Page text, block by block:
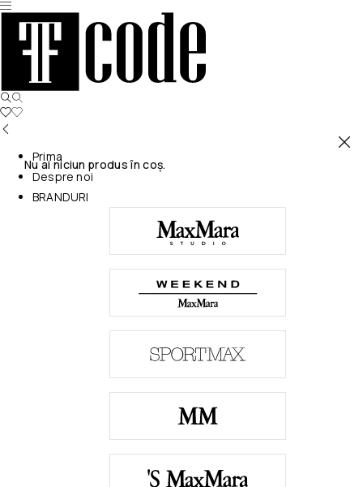
Nu ai niciun produs în coș.
Prima
Despre noi
BRANDURI